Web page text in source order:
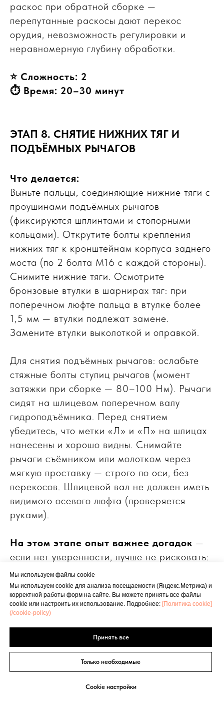
Мы используем файлы cookie
Мы используем cookie для анализа посещаемости (Яндекс.Метрика) и
корректной работы форм на сайте. Вы можете принять все файлы
cookie или настроить их использование. Подробнее: [Политика cookie]
(/cookie-policy)
Принять все
Только необходимые
Cookie настройки
раскос при обратной сборке —
перепутанные раскосы дают перекос
орудия, невозможность регулировки и
неравномерную глубину обработки.
⭐ Сложность: 2
⏱ Время: 20–30 минут
ЭТАП 8. СНЯТИЕ НИЖНИХ ТЯГ И
ПОДЪЁМНЫХ РЫЧАГОВ
Что делается:
Выньте пальцы, соединяющие нижние тяги с
проушинами подъёмных рычагов
(фиксируются шплинтами и стопорными
кольцами). Открутите болты крепления
нижних тяг к кронштейнам корпуса заднего
моста (по 2 болта М16 с каждой стороны).
Снимите нижние тяги. Осмотрите
бронзовые втулки в шарнирах тяг: при
поперечном люфте пальца в втулке более
1,5 мм — втулки подлежат замене.
Замените втулки выколоткой и оправкой.
Для снятия подъёмных рычагов: ослабьте
стяжные болты ступиц рычагов (момент
затяжки при сборке — 80–100 Нм). Рычаги
сидят на шлицевом поперечном валу
гидроподъёмника. Перед снятием
убедитесь, что метки «Л» и «П» на шлицах
нанесены и хорошо видны. Снимайте
рычаги съёмником или молотком через
мягкую проставку — строго по оси, без
перекосов. Шлицевой вал не должен иметь
видимого осевого люфта (проверяется
руками).
На этом этапе опыт важнее догадок —
если нет уверенности, лучше не рисковать:
неправильная установка подъёмных
рычагов на шлицах (смещение на один-два
зуба) полностью нарушит синхронизацию
подъёма левой и правой тяги — трактор
оторвёт орудие или перекосит его при
первом же подъёме.
Не уверен, как правильно установить
рычаги на шлицы?По-товарищески
подскажем по телефону — звоните,